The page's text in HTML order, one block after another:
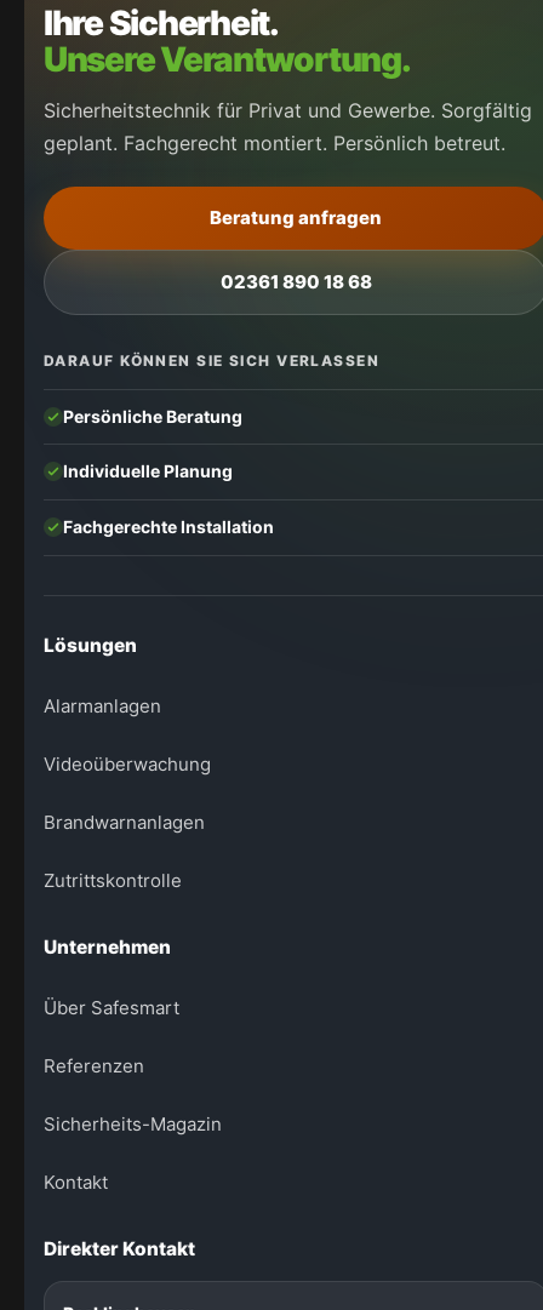
Ihre Sicherheit.
Unsere Verantwortung.
Sicherheitstechnik für Privat und Gewerbe. Sorgfältig
geplant. Fachgerecht montiert. Persönlich betreut.
Beratung anfragen
02361 890 18 68
DARAUF KÖNNEN SIE SICH VERLASSEN
Persönliche Beratung
Individuelle Planung
Fachgerechte Installation
Lösungen
Alarmanlagen
Videoüberwachung
Brandwarnanlagen
Zutrittskontrolle
Unternehmen
Über Safesmart
Referenzen
Sicherheits-Magazin
Kontakt
Direkter Kontakt